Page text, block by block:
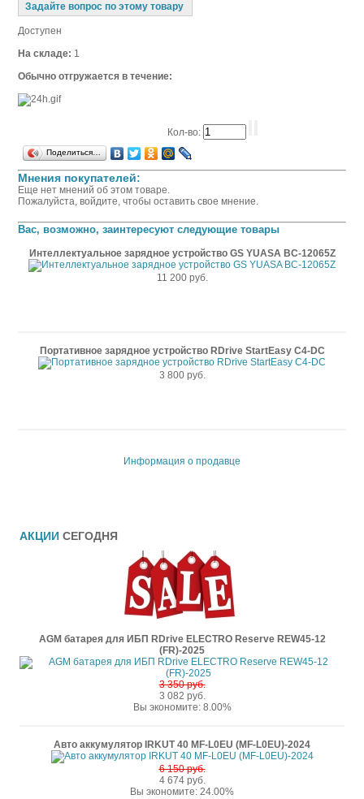
Задайте вопрос по этому товару
Доступен
На складе: 1
Обычно отгружается в течение:
Кол-во:
Поделиться…
Мнения покупателей:
Еще нет мнений об этом товаре.
Пожалуйста, войдите, чтобы оставить свое мнение.
Вас, возможно, заинтересуют следующие товары
Интеллектуальное зарядное устройство GS YUASA BC-12065Z
11 200 руб.
Портативное зарядное устройство RDrive StartEasy C4-DC
3 800 руб.
Информация о продавце
АКЦИИ СЕГОДНЯ
AGM батарея для ИБП RDrive ELECTRO Reserve REW45-12
(FR)-2025
3 350 руб.
3 082 руб.
Вы экономите: 8.00%
Авто аккумулятор IRKUT 40 MF-L0EU (MF-L0EU)-2024
6 150 руб.
4 674 руб.
Вы экономите: 24.00%